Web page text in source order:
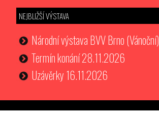
NEJBLIŽŠÍ VÝSTAVA
Národní výstava BVV Brno (Vánoční)
Termín konání 28.11.2026
Uzávěrky 16.11.2026